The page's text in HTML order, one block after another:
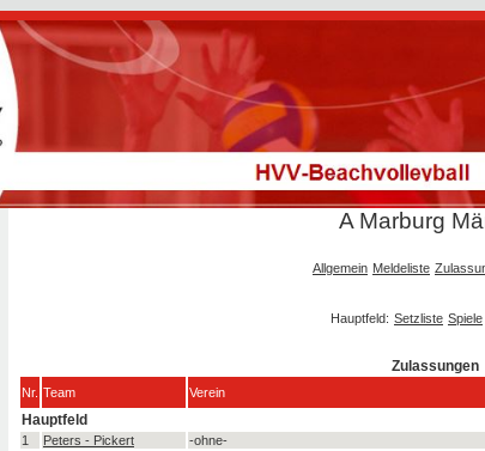
A Marburg
Allgemein Meldeliste
Hauptfeld: Setzliste Spiele
Zulassungen
Nr. Team Verein
Hauptfeld
1 Peters - Pickert -ohne-